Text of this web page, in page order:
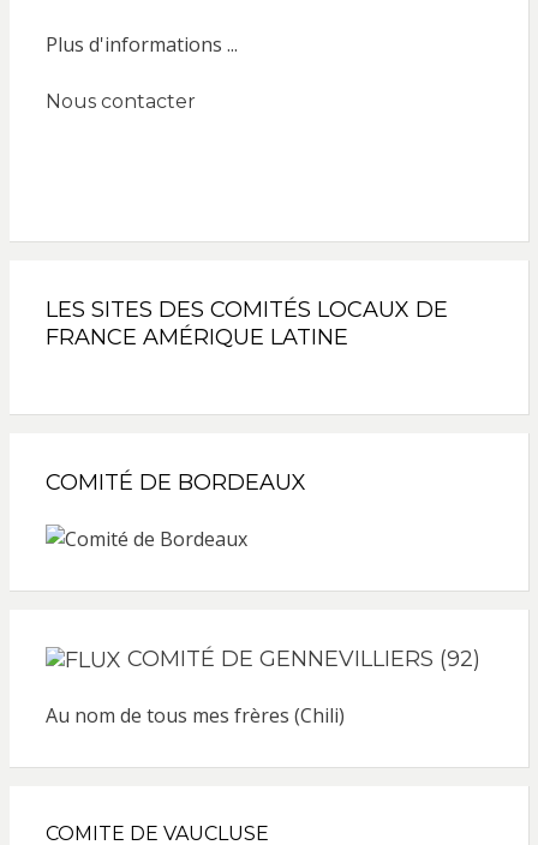
Plus d'informations ...
Nous contacter
LES SITES DES COMITÉS LOCAUX DE
FRANCE AMÉRIQUE LATINE
COMITÉ DE BORDEAUX
COMITÉ DE GENNEVILLIERS (92)
Au nom de tous mes frères (Chili)
COMITE DE VAUCLUSE